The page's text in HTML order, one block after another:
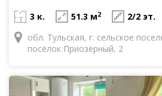
3 к. 51.3 м2
2/2 эт.
обл. Тульская, г. сельское
посёлок Приозёрный, 2